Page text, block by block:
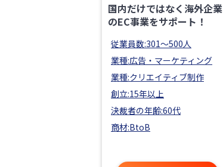
国内だけではなく海外企業
のEC事業をサポート！
従業員数:301〜500人
業種:広告・マーケティング
業種:クリエイティブ制作
創立:15年以上
決裁者の年齢:60代
商材:BtoB